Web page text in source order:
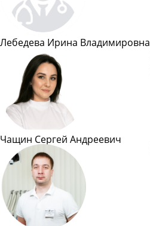
Лебедева Ирина Владимировна
Чащин Сергей Андреевич